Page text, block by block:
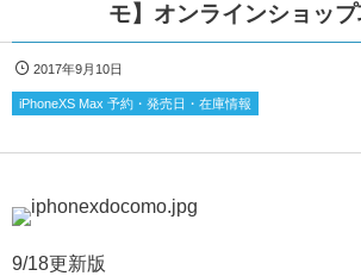
モ】オンラインショップ
2017年9月10日
iPhoneXS Max 予約・発売日・在庫情報
9/18更新版